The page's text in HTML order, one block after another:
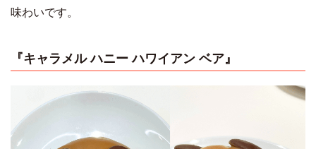
味わいです。
『キャラメル ハニー ハワイアン ベア』